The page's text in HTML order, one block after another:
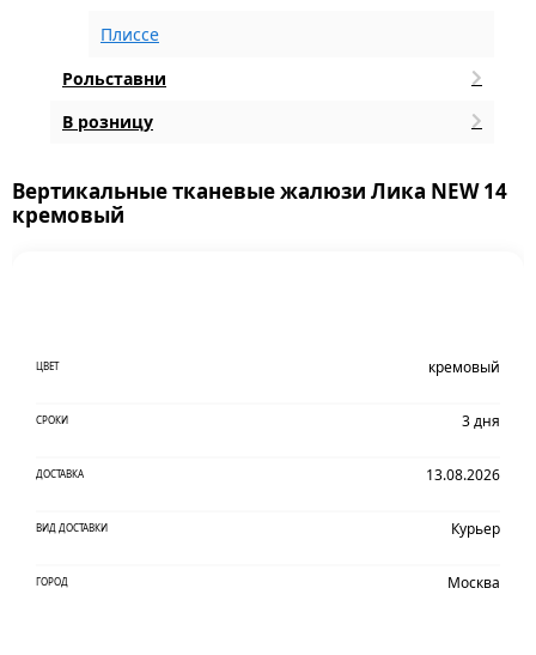
Плиссе
Рольставни
В розницу
Вертикальные тканевые жалюзи Лика NEW 14
кремовый
ЦВЕТ кремовый
СРОКИ 3 дня
ДОСТАВКА 13.08.2026
ВИД ДОСТАВКИ Курьер
ГОРОД Москва